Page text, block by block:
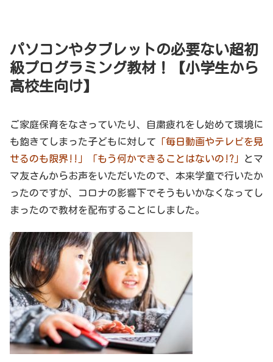
パソコンやタブレットの必要ない超初
級プログラミング教材！【小学生から
高校生向け】
ご家庭保育をなさっていたり、自粛疲れをし始めて環境に
も飽きてしまった子どもに対して 「毎日動画やテレビを見
せるのも限界!!」「もう何かできることはないの!?」
とマ
マ友さんからお声をいただいたので、本来学童で行いたか
ったのですが、コロナの影響下でそうもいかなくなってし
まったので教材を配布することにしました。